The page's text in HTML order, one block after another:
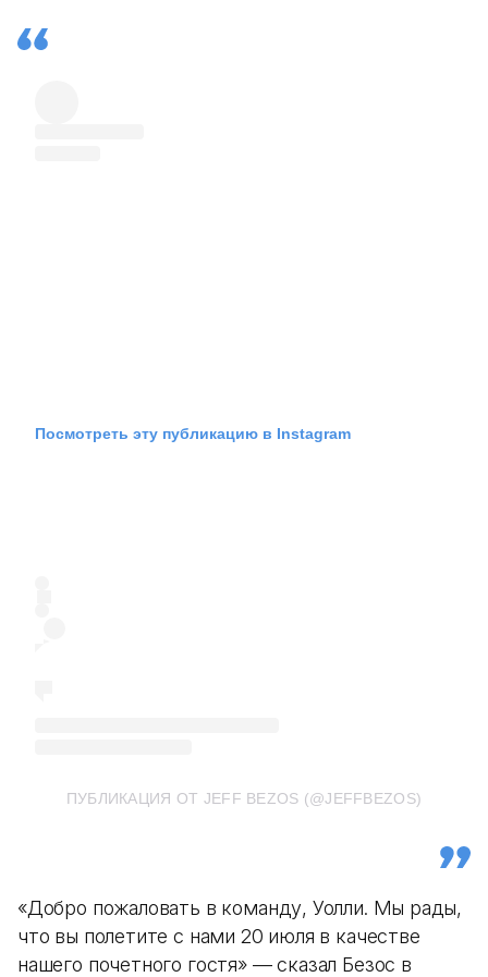
Посмотреть эту публикацию в Instagram
ПУБЛИКАЦИЯ ОТ JEFF BEZOS (@JEFFBEZOS)
«Добро пожаловать в команду, Уолли. Мы рады,
что вы полетите с нами 20 июля в качестве
нашего почетного гостя» — сказал Безос в